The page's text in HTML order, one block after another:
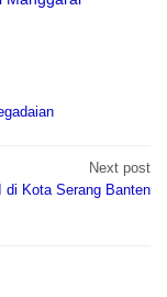
Next post
di Kota Serang Banten